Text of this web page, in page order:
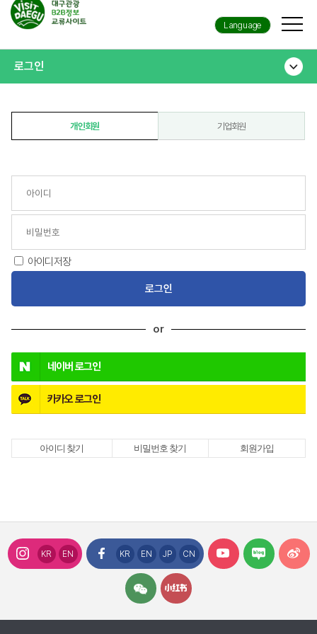
Language
로그인
개인회원 기업회원
아
이
디
비
밀
아이디저장
or
네이버 로그인
카카오로그인
아이디 찾기 비밀번호 찾기 회원가입
KR EN KR EN JP CN